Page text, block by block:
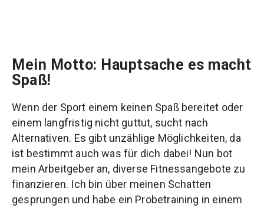
Mein Motto: Hauptsache es macht
Spaß!
Wenn der Sport einem keinen Spaß bereitet oder
einem langfristig nicht guttut, sucht nach
Alternativen. Es gibt unzählige Möglichkeiten, da
ist bestimmt auch was für dich dabei! Nun bot
mein Arbeitgeber an, diverse Fitnessangebote zu
finanzieren. Ich bin über meinen Schatten
gesprungen und habe ein Probetraining in einem